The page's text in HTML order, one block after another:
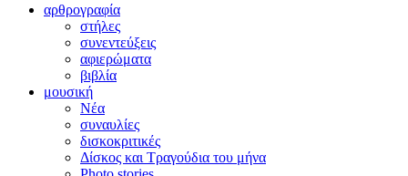
αρθρογραφία
στήλες
συνεντεύξεις
αφιερώματα
βιβλία
μουσική
Νέα
συναυλίες
δισκοκριτικές
Δίσκος και Τραγούδια του μήνα